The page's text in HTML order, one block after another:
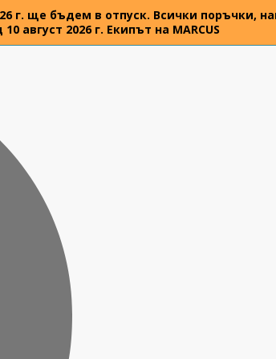
г. ще бъдем в отпуск. Всички поръчки,
10 август 2026 г. Екипът на MARCUS